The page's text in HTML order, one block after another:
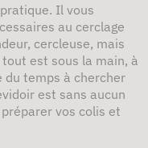
Il vous
au cerclage
cercleuse, mais
est sous la main, à
du temps à chercher
est sans aucun
vos colis et